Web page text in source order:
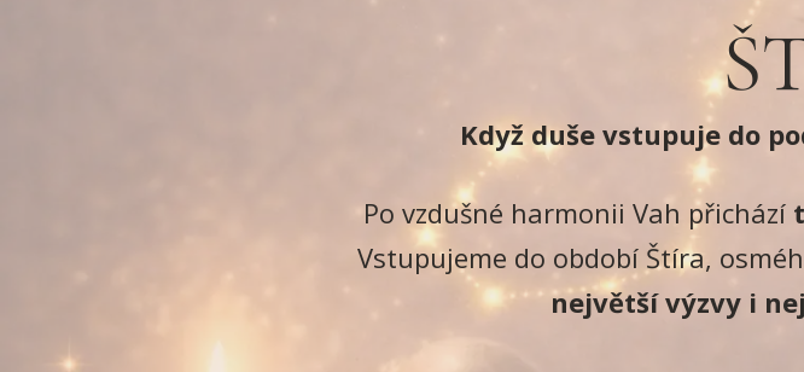
Když duše vstupuje do
Po vzdušné harmonii Vah přichází
Vstupujeme do období Štíra,
největší výzvy i